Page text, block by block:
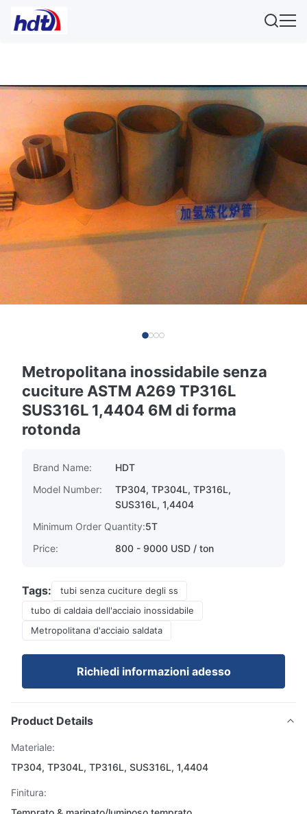
Metropolitana inossidabile senza
cuciture ASTM A269 TP316L
SUS316L 1,4404 6M di forma
rotonda
Brand Name:
HDT
Model Number:
TP304, TP304L, TP316L,
SUS316L, 1,4404
Minimum Order Quantity:5T
Price:
800 - 9000 USD / ton
Tags:
tubi senza cuciture degli ss
tubo di caldaia dell'acciaio inossidabile
Metropolitana d'acciaio saldata
Richiedi informazioni adesso
Product Details
Materiale:
TP304, TP304L, TP316L, SUS316L, 1,4404
Finitura: